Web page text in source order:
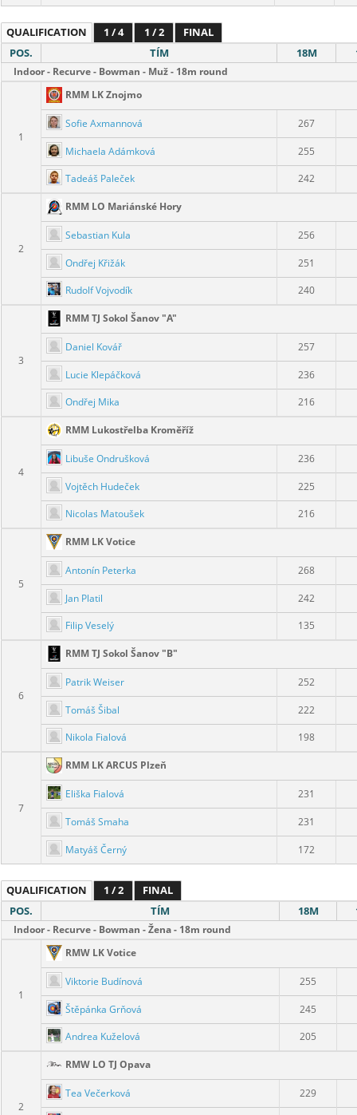
QUALIFICATION 1 / 4 1 / 2
FINAL
POS.
TÍM 18M
Indoor - Recurve - Bowman - Muž - 18m round
1
RMM LK Znojmo
Sofie Axmannová 267
Michaela Adámková
255
Tadeáš Paleček
242
2
RMM LO Mariánské Hory
Sebastian Kula 256
Ondřej Křižák
251
Rudolf Vojvodík
240
3
RMM TJ Sokol Šanov "A"
Daniel Kovář 257
Lucie Klepáčková
236
Ondřej Mika
216
4
RMM Lukostřelba Kroměříž
Libuše Ondrušková 236
Vojtěch Hudeček
225
Nicolas Matoušek
216
5
RMM LK Votice
Antonín Peterka 268
Jan Platil
242
Filip Veselý
135
6
RMM TJ Sokol Šanov "B"
Patrik Weiser 252
Tomáš Šibal
222
Nikola Fialová
198
7
RMM LK ARCUS Plzeň
Eliška Fialová 231
Tomáš Smaha 231
Matyáš Černý 172
QUALIFICATION 1 / 2
FINAL
POS.
TÍM 18M
Indoor - Recurve - Bowman - Žena - 18m round
1
RMW LK Votice
Viktorie Budínová 255
Štěpánka Grňová
245
Andrea Kuželová
205
2
RMW LO TJ Opava
Tea Večerková 229